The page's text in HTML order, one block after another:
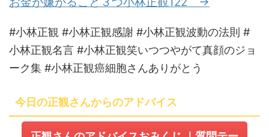
#小林正観 #小林正観感謝 #小林正観波動の法則 #
小林正観名言 #小林正観笑いつつやがて真顔のジョ
ーク集 #小林正観癌細胞さんありがとう
今日の正観さんからのアドバイス